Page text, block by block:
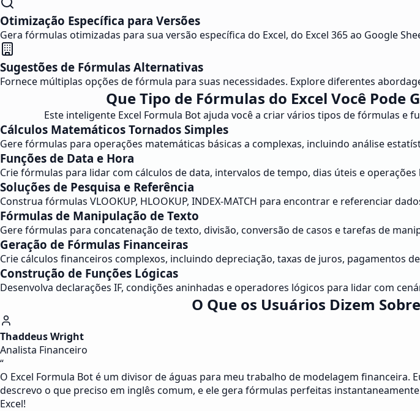
Otimização Específica para Versões
Gera fórmulas otimizadas para sua versão específica do Excel, do Excel 365 ao Google
Sugestões de Fórmulas Alternativas
Fornece múltiplas opções de fórmula para suas necessidades. Explore diferentes
Que Tipo de Fórmulas do Excel Você
Este inteligente Excel Formula Bot ajuda você a criar vários tipos de fórmulas e
Cálculos Matemáticos Tornados Simples
Gere fórmulas para operações matemáticas básicas a complexas, incluindo análise
Funções de Data e Hora
Crie fórmulas para lidar com cálculos de data, intervalos de tempo, dias úteis e
Soluções de Pesquisa e Referência
Construa fórmulas VLOOKUP, HLOOKUP, INDEX-MATCH para encontrar e referenciar
Fórmulas de Manipulação de Texto
Gere fórmulas para concatenação de texto, divisão, conversão de casos e tarefas de
Geração de Fórmulas Financeiras
Crie cálculos financeiros complexos, incluindo depreciação, taxas de juros, pagamentos
Construção de Funções Lógicas
Desenvolva declarações IF, condições aninhadas e operadores lógicos para lidar com
O Que os Usuários Dizem
Thaddeus Wright
Analista Financeiro
“
O Excel Formula Bot é um divisor de águas para meu trabalho de modelagem
descrevo o que preciso em inglês comum, e ele gera fórmulas perfeitas
Excel!